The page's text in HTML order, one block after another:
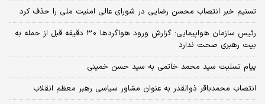
تسنیم خبر انتصاب محسن رضایی در شورای عالی امنیت ملی را حذف کرد
رئیس سازمان هواپیمایی: گزارش ورود هواگردها ٣٠ دقیقه قبل از حمله به
بیت رهبری صحت ندارد
پیام تسلیت سید محمد خاتمی به سید حسن خمینی
انتصاب محمدباقر ذوالقدر به عنوان مشاور سیاسی رهبر معظم انقلاب